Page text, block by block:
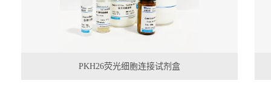
PKH26荧光细胞连接试剂盒